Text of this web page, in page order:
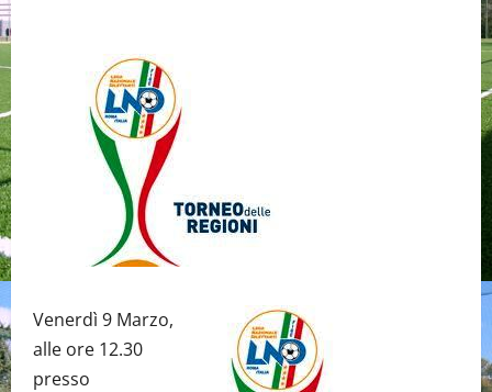
Venerdì 9 Marzo,
alle ore 12.30
presso